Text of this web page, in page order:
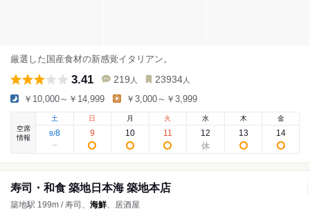
厳選した国産食材の新感覚イタリアン。
3.41 219 人 23934 人
￥10,000～￥14,999 ￥3,000～￥3,999
空席
情報
土
8/8
日
9
月
10
火
11
水
12
木
13
金
14
寿司・和食 築地日本海 築地本店
築地駅 199m / 寿司、 海鮮、居酒屋